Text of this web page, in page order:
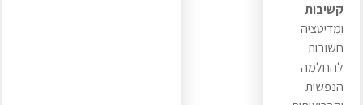
קשיבות
ומדיטציה
חשובות
להחלמה
הנפשית